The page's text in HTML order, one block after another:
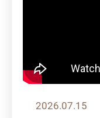
2026.07.15